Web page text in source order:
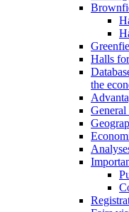
Halls
the
General